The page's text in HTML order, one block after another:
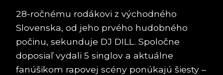
28-ročnému rodákovi z východného
Slovenska, od jeho prvého hudobného
počinu, sekunduje DJ DILL. Spoločne
doposiaľ vydali 5 singlov a aktuálne
fanúšikom rapovej scény ponúkajú šiesty –